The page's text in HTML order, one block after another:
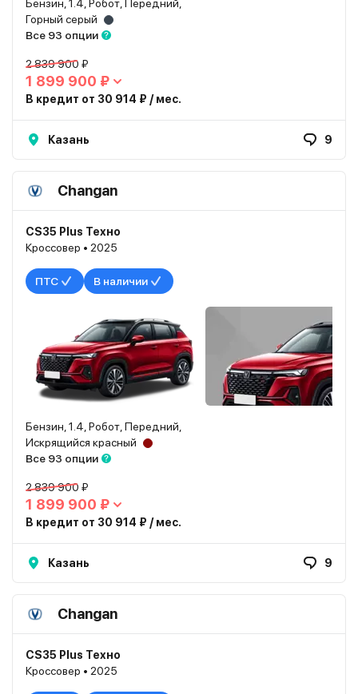
Бензин, 1.4, Робот, Передний,
Горный серый
Все 93 опции
2 839 900 ₽
1 899 900 ₽
В кредит от 30 914 ₽ / мес.
Казань 9
Changan
CS35 Plus Техно
Кроссовер • 2025
ПТС В наличии
Бензин, 1.4, Робот, Передний,
Искрящийся красный
Все 93 опции
2 839 900 ₽
1 899 900 ₽
В кредит от 30 914 ₽ / мес.
Казань 9
Changan
CS35 Plus Техно
Кроссовер • 2025